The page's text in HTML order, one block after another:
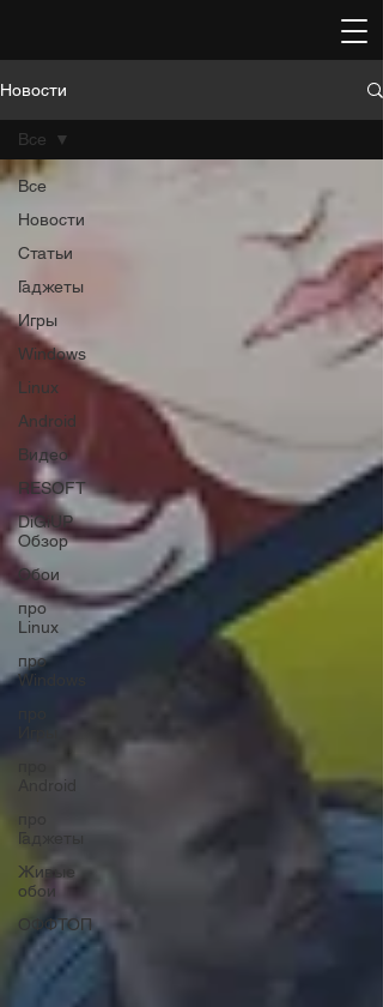
Новости
Все
Новости
Статьи
Гаджеты
Игры
Windows
Linux
Android
Видео
RESOFT
DiGiUP
Обзор
Обои
про
Linux
про
Windows
Android
Гаджеты
Живые
обои
ОФФТОП
Все